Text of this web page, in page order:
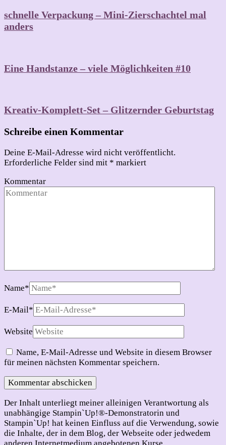
schnelle Verpackung – Mini-Zierschachtel mal
anders
Eine Handstanze – viele Möglichkeiten #10
Kreativ-Komplett-Set – Glitzernder Geburtstag
Schreibe einen Kommentar
Deine E-Mail-Adresse wird nicht veröffentlicht.
Erforderliche Felder sind mit * markiert
Kommentar
Name*
E-Mail*
Website
Name, E-Mail-Adresse und Website in diesem Browser
für meinen nächsten Kommentar speichern.
Der Inhalt unterliegt meiner alleinigen Verantwortung als
unabhängige Stampin`Up!®-Demonstratorin und
Stampin`Up! hat keinen Einfluss auf die Verwendung, sowie
die Inhalte, der in dem Blog, der Webseite oder jedwedem